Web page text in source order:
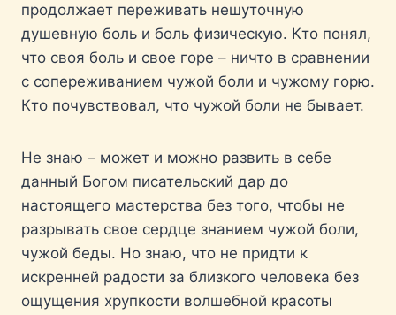
продолжает переживать нешуточную
душевную боль и боль физическую. Кто понял,
что своя боль и свое горе – ничто в сравнении
с сопереживанием чужой боли и чужому горю.
Кто почувствовал, что чужой боли не бывает.
Не знаю – может и можно развить в себе
данный Богом писательский дар до
настоящего мастерства без того, чтобы не
разрывать свое сердце знанием чужой боли,
чужой беды. Но знаю, что не придти к
искренней радости за близкого человека без
ощущения хрупкости волшебной красоты